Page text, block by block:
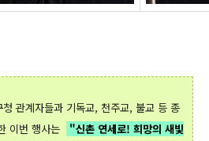
관계자들과 기독교, 천주교, 불교 등 종
이번 행사는
"신촌 연세로! 희망의 새빛